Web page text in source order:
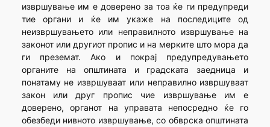
извршување им е доверено за тоа ќе ги предупреди
тие органи и ќе им укаже на последиците од
неизвршувањето или неправилното извршување на
законот или другиот пропис и на мерките што мора да
ги преземат. Ако и покрај предупредувањето
органите на општината и градската заедница и
понатаму не извршуваат или неправилно извршуваат
закон или друг пропис чие извршување им е
доверено, органот на управата непосредно ќе го
обезбеди нивното извршување, со обврска општината